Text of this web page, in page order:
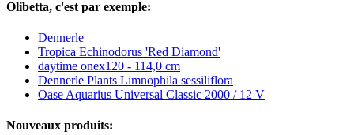
Olibetta, c'est par exemple:
Dennerle
Tropica Echinodorus 'Red Diamond'
daytime onex120 - 114,0 cm
Dennerle Plants Limnophila sessiliflora
Oase Aquarius Universal Classic 2000 / 12 V
Nouveaux produits: